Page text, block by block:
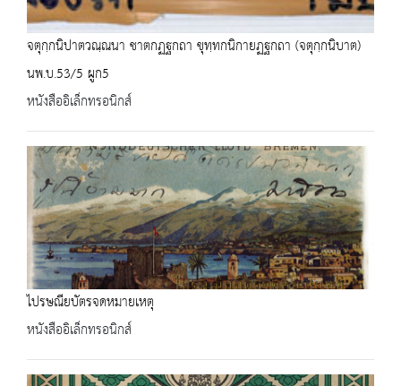
จตุกฺกนิปาตวณฺณนา ชาตกฏฐกถา ขุทฺทกนิกายฏฐกถา (จตุกฺกนิบาต)
นพ.บ.53/5 ผูก5
หนังสืออิเล็กทรอนิกส์
ไปรษณียบัตรจดหมายเหตุ
หนังสืออิเล็กทรอนิกส์